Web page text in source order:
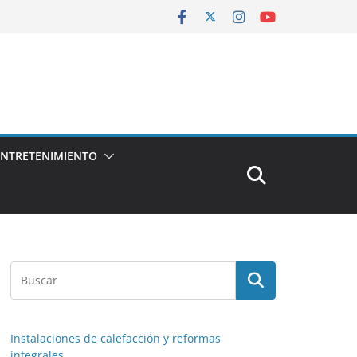
Instalaciones de calefacción y reformas